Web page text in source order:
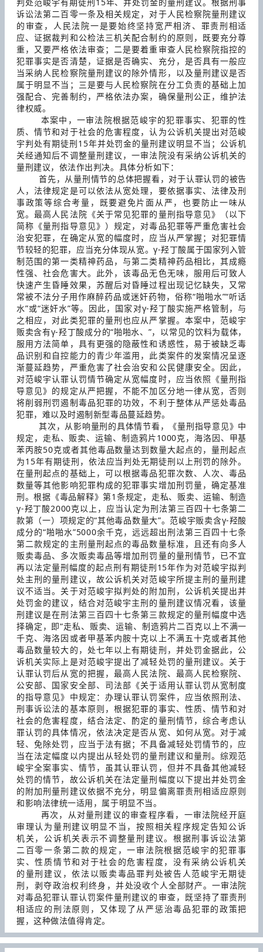
诉讼法第二百零一条及相关规定，对于人民检察院量刑建议
的审查，人民法院一是要始终坚持宽严相济、罪责刑相适
应、证据裁判和公检法三机关配合制约的原则，既要充分尊
重，又要严格依法审查；二是要着重审查人民检察院指控的
犯罪事实是否清楚，证据是否确实、充分，是否具有一般应
当采纳人民检察院量刑建议的除外情形，以及量刑建议是否
属于明显不当；三是要与人民检察院在分工负责的基础上加
强配合、完善制约，严格依法办案，确保量刑公正，维护法
律权威。
本案中，一审法院根据范峻宇的犯罪事实、犯罪的性
质、情节和对于社会的危害程度，认为公诉机关提出对范峻
宇判处有期徒刑15年并处罚金的量刑建议明显不当；公诉机
关经通知后不调整量刑建议，一审法院没有采纳公诉机关的
量刑建议，依法作出判决。具体分析如下：
首先，从量刑情节的总体把握看，对于认罪认罚的被告
人，法律规定是可以依法从宽处理，要依据事实、法律及刑
事政策等综合考量，既要避免片面从严，也要防止一味从
宽。最高人民法院《关于常见犯罪的量刑指导意见》（以下
简称《量刑指导意见》）规定，对毒品犯罪等严重危害社会
治安犯罪，在确定从宽的幅度时，应当从严掌握；对犯罪情
节较轻的犯罪，应当充分体现从宽。γ-羟丁酸属于国家列入管
制范围的第一类精神药品，与第二类精神药品相比，其成瘾
性强、社会危害大。此外，该毒品无色无味，服用后可致人
快速产生昏睡效果，苏醒后对昏睡过程出现记忆缺失，又常
常被不法分子用作麻醉药品或迷奸药物，俗称“啪啪水”“听话
水”或“迷奸水”等。因此，国家对γ-羟丁酸实施严格管制，与
之相应，对此类犯罪的量刑也应从严掌握。本案中，范峻宇
贩卖含有γ-羟丁酸成分的“啪啪水、”，以常见的饮料为载体，
服用方法简单，具有更强的隐蔽性和诱惑性，易于被缺乏毒
品识别和自控能力的青少年滥用，此类案件的发案情况呈逐
渐蔓延趋势，严重危害了社会治安和公民健康安全。因此，
对范峻宇认罪认罚情节确定从宽幅度时，应当依照《量刑指
导意见》的规定从严把握，不能不加区分地一律从宽，否则
将削弱刑罚遏制毒品犯罪的功效，不利于整体从严惩处毒品
犯罪，难以及时遏制新型毒品蔓延趋势。
其次，从影响量刑的具体情节看，《量刑指导意见》中
规定，走私、贩卖、运输、制造鸦片1000克，海洛因、甲基
苯丙胺50克或者其他毒品数量达到数量大起点的，量刑起点
为15年有期徒刑，依法应当判处无期徒刑以上刑罚的除外。
在量刑起点的基础上，可以根据毒品犯罪次数、人次、毒品
数量等其他影响犯罪构成的犯罪事实增加刑罚量，确定基准
刑。根据《毒品解释》第1条规定，走私、贩卖、运输、制造
γ-羟丁酸2000克以上，应当认定为刑法第三百四十七条第二
款第（一）项规定的“其他毒品数量大”。范峻宇贩卖含γ-羟酸
成分的“啪啪水”5000余千克，远远超出刑法第三百四十七条
第二款规定的主刑量刑起点的毒品数量标准，且还有向多人
贩卖毒品、多次贩卖毒品等增加刑罚量的量刑情节，已不宜
再以法定量刑幅度的起点刑有期徒刑15年作为对范峻宇拟判
处主刑的量刑建议，故公诉机关对范峻宇所提主刑的量刑建
议不适当。关于对范峻宇拟判处的附加刑，公诉机关提出并
处罚金的建议，结合对范峻宇主刑的量刑建议情况看，该量
刑建议是在刑法第三百四十七条第三款规定的量刑幅度中选
择确定，即“走私、贩卖、运输、制造鸦片二百克以上不满一
千克、海洛因或者甲基苯内胺十克以上不满五十克或者其他
毒品数量较大的，处七年以上有期徒刑，并处罚金据此，公
诉机关实际上是对范峻宇提出了减轻处罚的量刑建议。关于
认罪认罚后从宽的把握，最高人民法院、最高人民检察院、
公安部、国家安全部、司法部《关于适用认罪认罚从宽制度
的指导意见》中规定：办理认罪认罚案件，应当依照刑法、
刑事诉讼法的基本原则，根据犯罪的事实、性质、情节和对
社会的危害程度，结合法定、酌定的量刑情节，综合考虑认
罪认罚的具体情况，依法决定是否从宽、如何从宽。对于减
轻、免除处罚，应当于法有据；不具备减轻处罚情节的，应
当在法定幅度以内提出从轻处罚的量刑建议和量刑。综观范
峻宇全案事实、情节，虽其认罪认罚，但并不具备其他减轻
处罚的情节，故公诉机关在法定量刑幅度以下提出并处罚金
的附加刑量刑建议依据不充分，明显偏离罪责刑相适应原则
和影响法律统一适用，属于明显不当。
再次，从对量刑建议的审查程序看，一审法院经开庭
审理认为量刑建议明显不当，按照相关程序规定告知公诉
机关，公诉机关表示不调整量刑建议。根据刑事诉讼法第
二百零一条第二款的规定，一审法院根据范峻宇的犯罪事
实、性质情节和对于社会的危害程度，没有采纳公诉机关
的量刑建议，依法以贩卖毒品罪判处被告人范峻宇无期徒
刑，剥夺政治权利终身，并处没收个人全部财产。一审法院
对毒品犯罪认罪认罚案件量刑建议的审查，既坚持了罪责刑
相适应的刑法原则，又体现了从严惩治毒品犯罪的政策把
握，这种做法值得肯定。